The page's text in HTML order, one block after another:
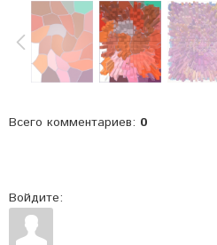
Всего комментариев: 0
Войдите: